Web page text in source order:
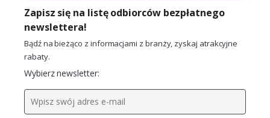
Zapisz się na listę odbiorców bezpłatnego
newslettera!
Bądź na bieżąco z informacjami z branży, zyskaj atrakcyjne
rabaty.
Wybierz newsletter: